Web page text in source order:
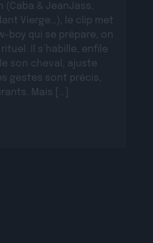
(Caba & JeanJass,
Vierge…), le clip met
boy qui se prépare, on
Il s’habille, enfile
son cheval, ajuste
gestes sont précis,
Mais […]